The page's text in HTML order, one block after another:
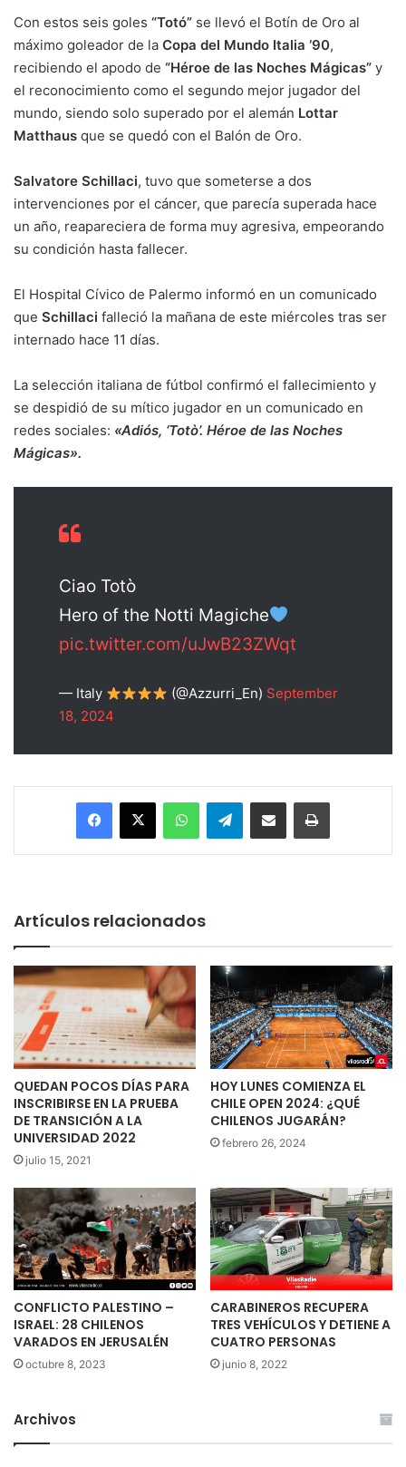
Con estos seis goles “Totó” se llevó el Botín de Oro al
máximo goleador de la Copa del Mundo Italia ‘90,
recibiendo el apodo de “Héroe de las Noches Mágicas” y
el reconocimiento como el segundo mejor jugador del
mundo, siendo solo superado por el alemán Lottar
Matthaus que se quedó con el Balón de Oro.
Salvatore Schillaci, tuvo que someterse a dos
intervenciones por el cáncer, que parecía superada hace
un año, reapareciera de forma muy agresiva, empeorando
su condición hasta fallecer.
El Hospital Cívico de Palermo informó en un comunicado
que Schillaci falleció la mañana de este miércoles tras ser
internado hace 11 días.
La selección italiana de fútbol confirmó el fallecimiento y
se despidió de su mítico jugador en un comunicado en
redes sociales: «Adiós, ‘Totò’. Héroe de las Noches
Mágicas».
Ciao Totò
Hero of the Notti Magiche
pic.twitter.com/uJwB23ZWqt
— Italy (@Azzurri_En) September
18, 2024
Facebook
X WhatsAppTelegramEnviar vía email Imprimir
Artículos relacionados
QUEDAN POCOS DÍAS PARA
INSCRIBIRSE EN LA PRUEBA
DE TRANSICIÓN A LA
UNIVERSIDAD 2022
julio 15, 2021
HOY LUNES COMIENZA EL
CHILE OPEN 2024: ¿QUÉ
CHILENOS JUGARÁN?
febrero 26, 2024
CONFLICTO PALESTINO –
ISRAEL: 28 CHILENOS
VARADOS EN JERUSALÉN
octubre 8, 2023
CARABINEROS RECUPERA
TRES VEHÍCULOS Y DETIENE A
CUATRO PERSONAS
junio 8, 2022
Archivos